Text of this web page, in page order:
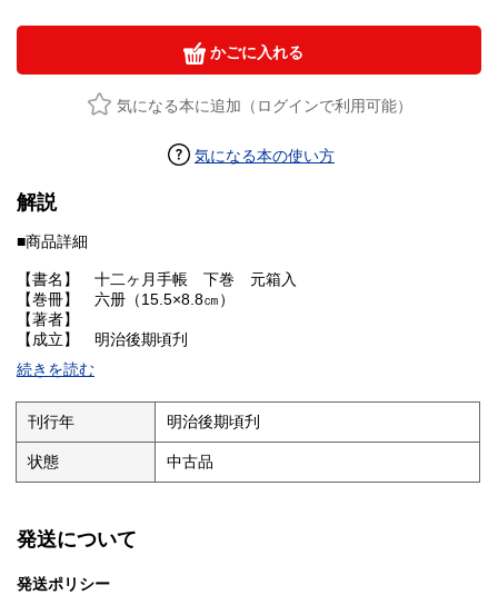
かごに入れる
気になる本に追加（ログインで利用可能）
気になる本の使い方
解説
■商品詳細
【書名】 十二ヶ月手帳 下巻 元箱入
【巻冊】 六册（15.5×8.8㎝）
【著者】
【成立】 明治後期頃刋
★ 未使用
続きを読む
刊行年 明治後期頃刋
状態 中古品
発送について
発送ポリシー